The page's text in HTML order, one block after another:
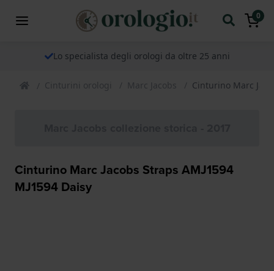
0
Lo specialista degli orologi da oltre 25 anni
Cinturini orologi Marc Jacobs Cinturino Marc
Cinturino Marc Jacobs Straps AMJ1594
MJ1594 Daisy